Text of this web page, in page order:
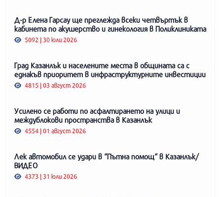
Д-р Елена Гарсау ще преглежда всеки четвъртък в
кабинета по акушерство и гинекология в Поликлиниката
5092 | 30 юли 2026
Град Казанлък и населените места в общината са с
еднакъв приоритет в инфраструктурните инвестиции
4815 | 03 август 2026
Усилено се работи по асфалтирането на улици и
междублокови пространства в Казанлък
4554 | 01 август 2026
Лек автомобил се удари в “Пътна помощ“ в Казанлък/
ВИДЕО
4373 | 31 юли 2026